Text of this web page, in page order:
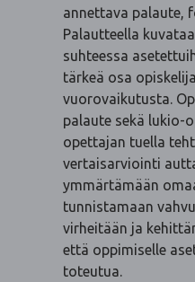
annettava palaute,
Palautteella
suhteessa
tärkeä osa
vuorovaikutusta.
palaute sekä lukio-
opettajan tuella
vertaisarviointi
ymmärtämään
tunnistamaan
virheitään ja
että oppimiselle
toteutua.